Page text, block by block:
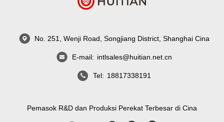
No. 251, Wenji Road, Songjiang District, Shanghai Cina
E-mail: intlsales@huitian.net.cn
Tel: 18817338191
Pemasok R&D dan Produksi Perekat Terbesar di Cina